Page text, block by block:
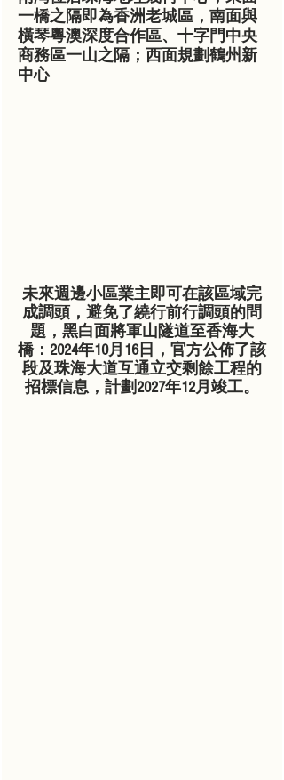
一橋之隔即為香洲老城區，南面與
橫琴粵澳深度合作區、十字門中央
商務區一山之隔；西面規劃鶴州新
中心
未來週邊小區業主即可在該區域完
成調頭，避免了繞行前行調頭的問
題，黑白面將軍山隧道至香海大
橋：2024年10月16日，官方公佈了該
段及珠海大道互通立交剩餘工程的
招標信息，計劃2027年12月竣工。